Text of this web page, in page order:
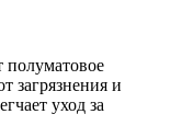
полуматовое
загрязнения и
уход за